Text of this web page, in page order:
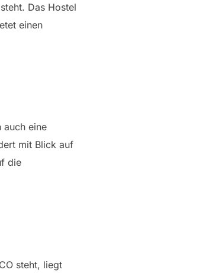
Das Hostel
einen
auch eine
mit Blick auf
die
steht, liegt